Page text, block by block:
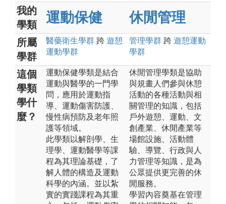
我的
學類
運動保健 休閒管理
所屬
學群
醫藥衛生學群 跨 遊憩
運動學群
管理學群 跨 遊憩運動
學群
這個
學類
學什
麼？
運動保健學類是結合
運動與醫學的一門學
問，應用於運動指
導、運動傷害防護、
慢性病預防及老年照
護等領域。
此學類以解剖學、生
理學、運動醫學等課
程為其理論基礎，了
解人體的構造及運動
科學的內涵。並以紮
實的實踐課程為其重
休閒管理學類是協助
與規畫人們參與休憩
活動的各種活動與相
關管理的知識，包括
戶外遊憩、運動、文
創產業、休閒產業等
場館設施、活動體
驗、導覽、行政與人
力管理等知識，是為
公眾提供更完善的休
閒服務。
學習內容奠基在管理